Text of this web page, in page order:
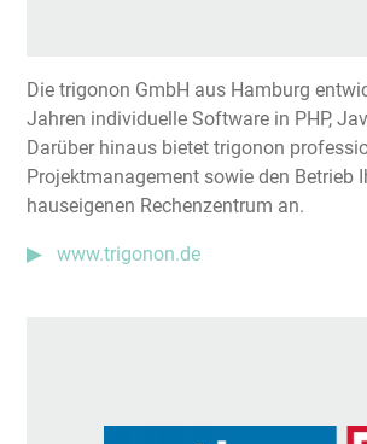
Die trigonon GmbH aus Hamburg
Jahren individuelle Software in PHP,
Darüber hinaus bietet trigonon
Projektmanagement sowie den Betrieb
hauseigenen Rechenzentrum an.
www.trigonon.de